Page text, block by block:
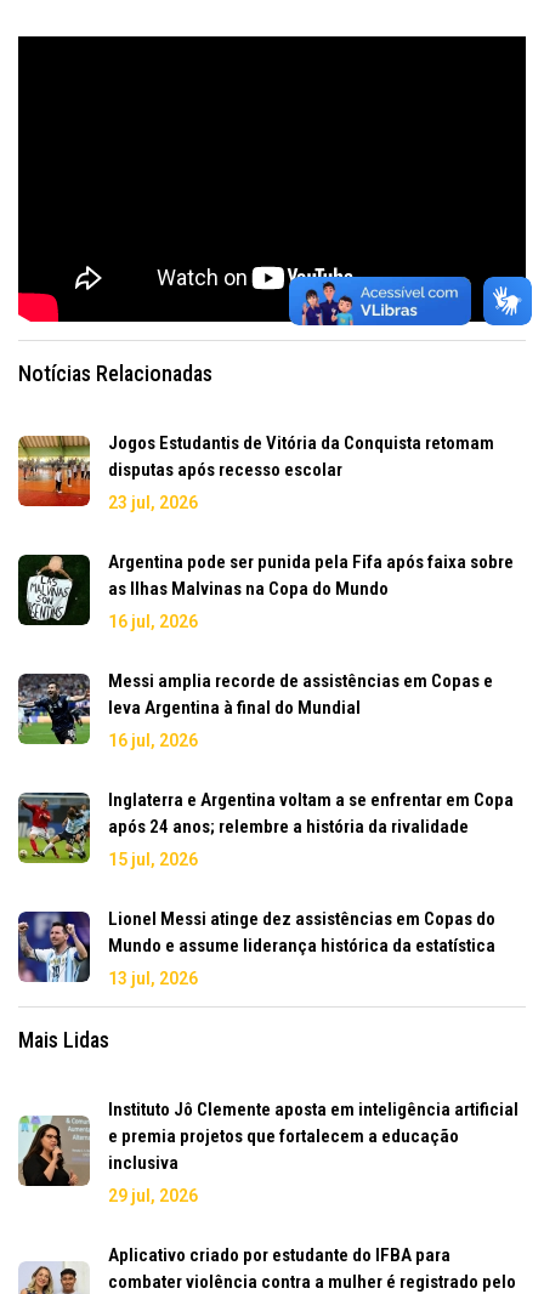
Notícias Relacionadas
Jogos Estudantis de Vitória da Conquista retomam
disputas após recesso escolar
23 jul, 2026
Argentina pode ser punida pela Fifa após faixa sobre
as Ilhas Malvinas na Copa do Mundo
16 jul, 2026
Messi amplia recorde de assistências em Copas e
leva Argentina à final do Mundial
16 jul, 2026
Inglaterra e Argentina voltam a se enfrentar em Copa
após 24 anos; relembre a história da rivalidade
15 jul, 2026
Lionel Messi atinge dez assistências em Copas do
Mundo e assume liderança histórica da estatística
13 jul, 2026
Mais Lidas
Instituto Jô Clemente aposta em inteligência artificial
e premia projetos que fortalecem a educação
inclusiva
29 jul, 2026
Aplicativo criado por estudante do IFBA para
combater violência contra a mulher é registrado pelo